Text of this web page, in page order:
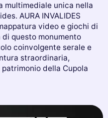
multimediale unica nella
AURA INVALIDES
video e giochi di
questo monumento
coinvolgente serale e
straordinaria,
della Cupola